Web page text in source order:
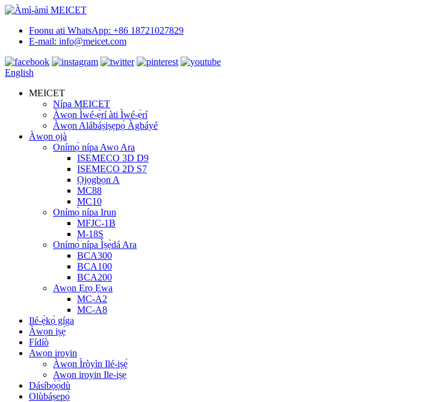
Foonu ati WhatsApp: +86 18721027829
E-mail: info@meicet.com
English
MEICET
Nípa MEICET
Àwọn Ìwé-ẹ̀rí àti Ìwé-ẹ̀rí
Àwọn Alábáṣiṣẹpọ̀ Àgbáyé
Àwọn ọjà
Onímọ̀ nípa Awọ Ara
ISEMECO 3D D9
ISEMECO 2D S7
Ọjọgbọn A
MC88
MC10
Onímọ̀ nípa Irun
MFJC-1B
M-18S
Onímọ̀ nípa Ìṣẹ̀dá Ara
BCA300
BCA100
BCA200
Awọn Ẹrọ Ẹwa
MC-A2
MC-A8
Ilé-ẹ̀kọ́ gíga
Àwọn iṣẹ́
Fídíò
Awọn iroyin
Àwọn Ìròyìn Ilé-iṣẹ́
Awọn iroyin Ile-iṣẹ
Dásíbọ́ọ̀dù
Olùbáṣepọ̀